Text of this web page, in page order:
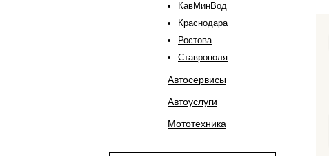
КавМинВод
Краснодара
Ростова
Ставрополя
Автосервисы
Автоуслуги
Мототехника